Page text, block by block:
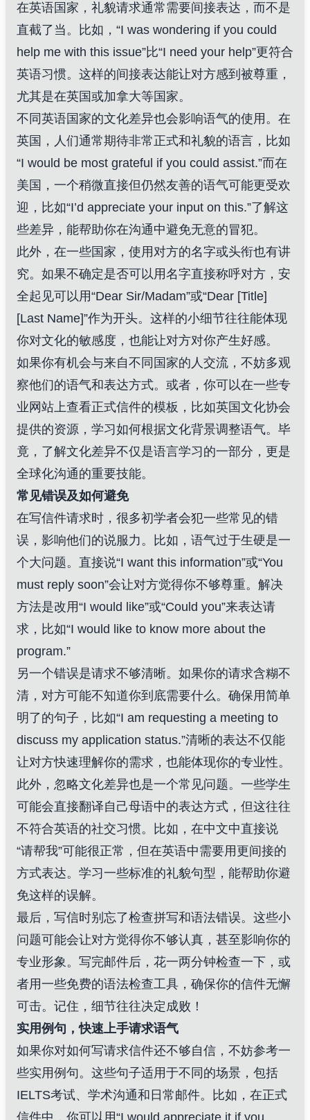
在英语国家，礼貌请求通常需要间接表达，而不是
直截了当。比如，“I was wondering if you could
help me with this issue”比“I need your help”更符合
英语习惯。这样的间接表达能让对方感到被尊重，
尤其是在英国或加拿大等国家。
不同英语国家的文化差异也会影响语气的使用。在
英国，人们通常期待非常正式和礼貌的语言，比如
“I would be most grateful if you could assist.”而在
美国，一个稍微直接但仍然友善的语气可能更受欢
迎，比如“I’d appreciate your input on this.”了解这
些差异，能帮助你在沟通中避免无意的冒犯。
此外，在一些国家，使用对方的名字或头衔也有讲
究。如果不确定是否可以用名字直接称呼对方，安
全起见可以用“Dear Sir/Madam”或“Dear [Title]
[Last Name]”作为开头。这样的小细节往往能体现
你对文化的敏感度，也能让对方对你产生好感。
如果你有机会与来自不同国家的人交流，不妨多观
察他们的语气和表达方式。或者，你可以在一些专
业网站上查看正式信件的模板，比如英国文化协会
提供的资源，学习如何根据文化背景调整语气。毕
竟，了解文化差异不仅是语言学习的一部分，更是
全球化沟通的重要技能。
常见错误及如何避免
在写信件请求时，很多初学者会犯一些常见的错
误，影响他们的说服力。比如，语气过于生硬是一
个大问题。直接说“I want this information”或“You
must reply soon”会让对方觉得你不够尊重。解决
方法是改用“I would like”或“Could you”来表达请
求，比如“I would like to know more about the
program.”
另一个错误是请求不够清晰。如果你的请求含糊不
清，对方可能不知道你到底需要什么。确保用简单
明了的句子，比如“I am requesting a meeting to
discuss my application status.”清晰的表达不仅能
让对方快速理解你的需求，也能体现你的专业性。
此外，忽略文化差异也是一个常见问题。一些学生
可能会直接翻译自己母语中的表达方式，但这往往
不符合英语的社交习惯。比如，在中文中直接说
“请帮我”可能很正常，但在英语中需要用更间接的
方式表达。学习一些标准的礼貌句型，能帮助你避
免这样的误解。
最后，写信时别忘了检查拼写和语法错误。这些小
问题可能会让对方觉得你不够认真，甚至影响你的
专业形象。写完邮件后，花一两分钟检查一下，或
者用一些免费的语法检查工具，确保你的信件无懈
可击。记住，细节往往决定成败！
实用例句，快速上手请求语气
如果你对如何写请求信件还不够自信，不妨参考一
些实用例句。这些句子适用于不同的场景，包括
IELTS考试、学术沟通和日常邮件。比如，在正式
信件中，你可以用“I would appreciate it if you